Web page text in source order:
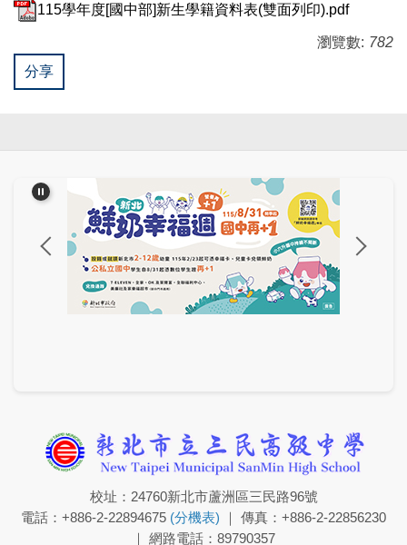
115學年度[國中部]新生學籍資料表(雙面列印).pdf
瀏覽數: 782
分享
校址：24760新北市蘆洲區三民路96號
電話：+886-2-22894675 (分機表) ｜ 傳真：+886-2-22856230
｜ 網路電話：89790357